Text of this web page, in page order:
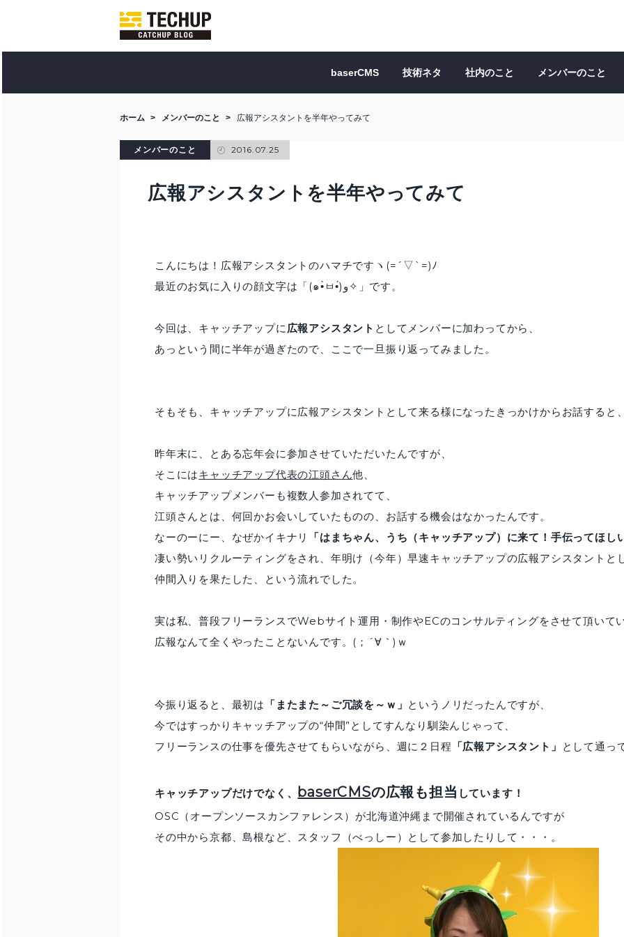
baserCMS 技術ネタ 社内のこと メンバーのこと
ホーム メンバーのこと 広報アシスタントを半年やってみて
メンバーのこと 2016.07.25
広報アシスタントを半年やってみて
こんにちは！広報アシスタントのハマチですヽ(=´▽`=)ﾉ
最近のお気に入りの顔文字は「(๑•̀ㅂ•́)و✧」です。
今回は、キャッチアップに広報アシスタント としてメンバーに加わってから、
あっという間に半年が過ぎたので、ここで一旦振り返ってみました。
そもそも、キャッチアップに広報アシスタントとして来る様になったきっかけからお話すると
昨年末に、とある忘年会に参加させていただいたんですが、
そこにはキャッチアップ代表の江頭さん他、
キャッチアップメンバーも複数人参加されてて、
江頭さんとは、何回かお会いしていたものの、お話する機会はなかったんです。
なーのーにー、なぜかイキナリ
「はまちゃん、うち（キャッチアップ）に来て！手伝ってほし
凄い勢いリクルーティングをされ、年明け（今年）早速キャッチアップの広報アシスタントと
仲間入りを果たした、という流れでした。
実は私、普段フリーランスでWebサイト運用・制作やECのコンサルティングをさせて頂いて
広報なんて全くやったことないんです。(；´∀｀)ｗ
今振り返ると、最初は 「またまた～ご冗談を～ｗ」 というノリだったんですが、
今ではすっかりキャッチアップの“仲間”としてすんなり馴染んじゃって、
フリーランスの仕事を優先させてもらいながら、週に２日程 「広報アシスタント」 として通っ
キャッチアップだけでなく、 baserCMSの広報も担当 しています！
OSC（オープンソースカンファレンス）が北海道沖縄まで開催されているんですが
その中から京都、島根など、スタッフ（べっしー）として参加したりして・・・。